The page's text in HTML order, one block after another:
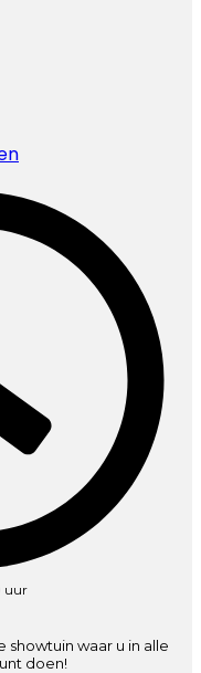
uur
showtuin waar u in alle
doen!